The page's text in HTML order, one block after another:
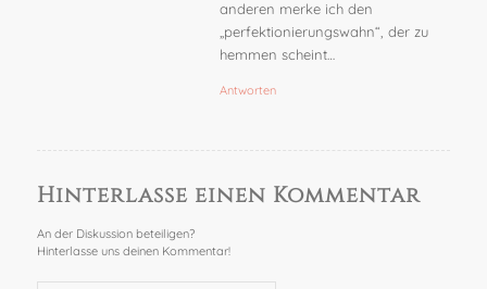
anderen merke ich den
„perfektionierungswahn“, der zu
hemmen scheint…
Antworten
Hinterlasse einen Kommentar
An der Diskussion beteiligen?
Hinterlasse uns deinen Kommentar!